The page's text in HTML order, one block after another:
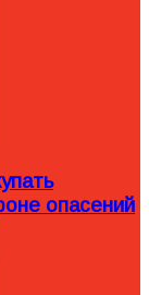
опасений